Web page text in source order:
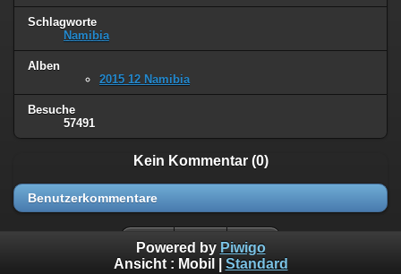
Schlagworte
Namibia
Alben
2015 12 Namibia
Besuche
57491
Kein Kommentar (0)
Benutzerkommentare
Powered by Piwigo
Ansicht : Mobil Standard